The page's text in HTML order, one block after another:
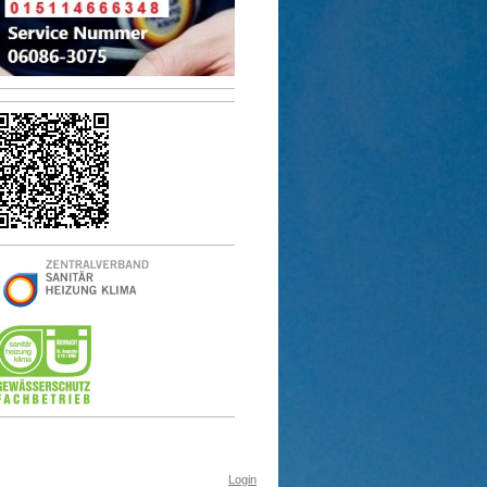
Login